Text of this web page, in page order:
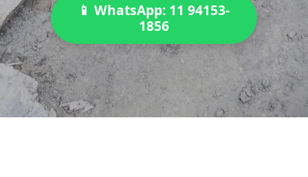
📱 WhatsApp: 11 94153-
1856